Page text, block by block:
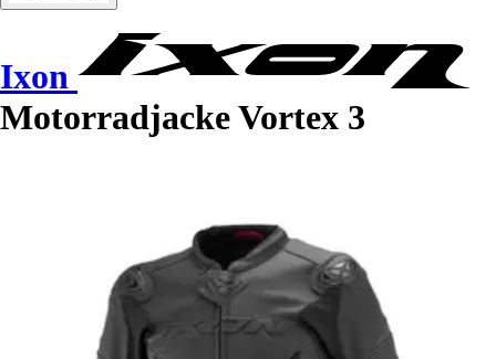
Ixon
Motorradjacke Vortex 3